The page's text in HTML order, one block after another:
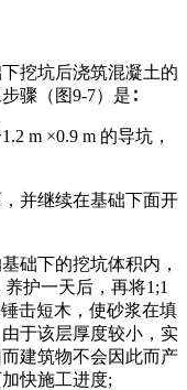
挖坑后浇筑混凝土的
骤（图9-7）是∶
m ×0.9 m 的导坑，
并继续在基础下面开
础下的挖坑体积内，
护一天后，再将1;1
击短木，使砂浆在填
于该层厚度较小，实
建筑物不会因此而产
快施工进度;